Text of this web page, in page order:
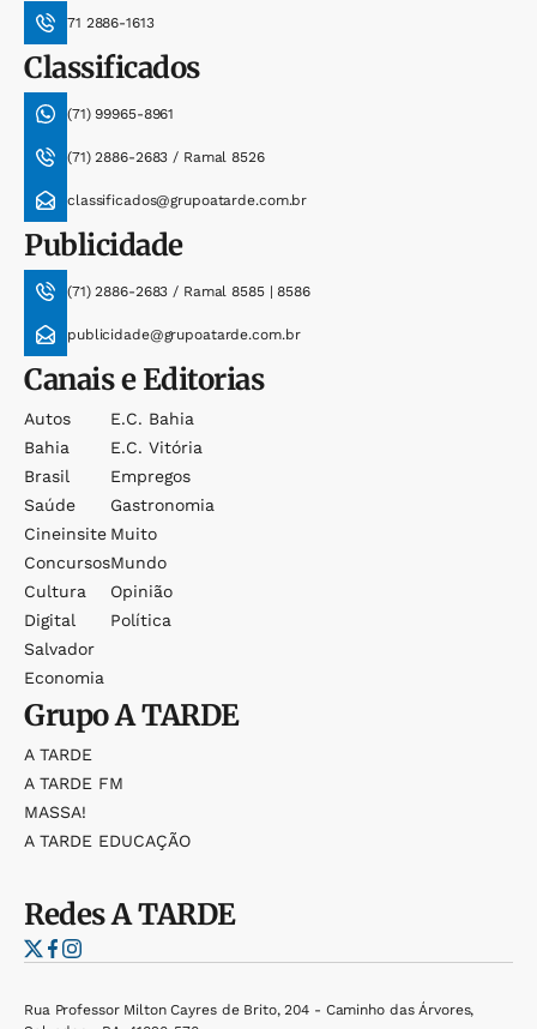
71 2886-1613
Classificados
(71) 99965-8961
(71) 2886-2683 / Ramal 8526
classificados@grupoatarde.com.br
Publicidade
(71) 2886-2683 / Ramal 8585 | 8586
publicidade@grupoatarde.com.br
Canais e Editorias
Autos
Bahia
Brasil
Saúde
Cineinsite
Concursos
Cultura
Digital
Salvador
Economia
E.c. Bahia
E.c. Vitória
Empregos
Gastronomia
Muito
Mundo
Opinião
Política
GrupoA TARDE
A TARDE
A TARDE FM
MASSA!
A TARDE EDUCAÇÃO
RedesA TARDE
Rua Professor Milton Cayres de Brito, 204 - Caminho das Árvores,